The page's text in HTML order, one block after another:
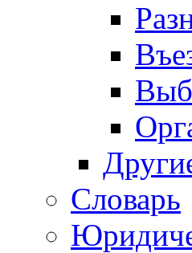
Словарь